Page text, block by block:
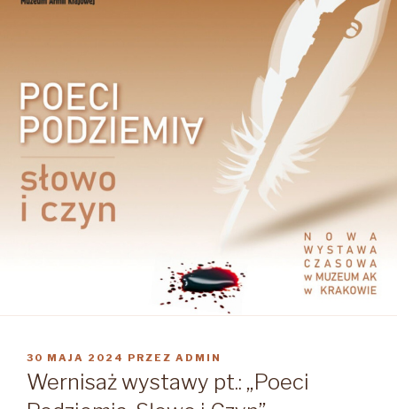
OPUBLIKOWANE
W
30 MAJA 2024 PRZEZ ADMIN
Wernisaż wystawy pt.: „Poeci